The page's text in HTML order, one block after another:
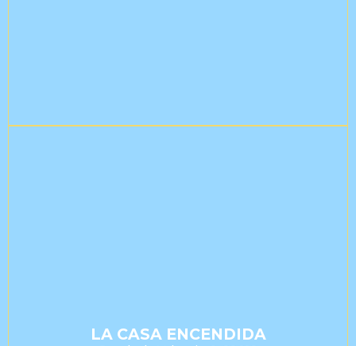
LA CASA ENCENDIDA